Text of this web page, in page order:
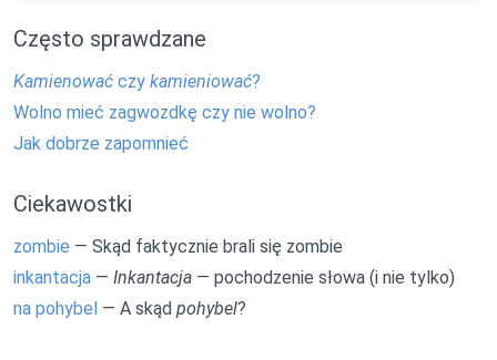
Często sprawdzane
Kamienować czy kamieniować?
Wolno mieć zagwozdkę czy nie wolno?
Jak dobrze zapomnieć
Ciekawostki
zombie — Skąd faktycznie brali się zombie
inkantacja — Inkantacja — pochodzenie słowa (i nie tylko)
na pohybel — A skąd pohybel?